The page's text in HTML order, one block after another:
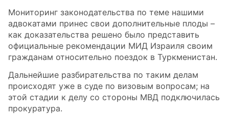
Мониторинг законодательства по теме нашими
адвокатами принес свои дополнительные плоды –
как доказательства решено было представить
официальные рекомендации МИД Израиля своим
гражданам относительно поездок в Туркменистан.
Дальнейшие разбирательства по таким делам
происходят уже в суде по визовым вопросам; на
этой стадии к делу со стороны МВД подключилась
прокуратура.